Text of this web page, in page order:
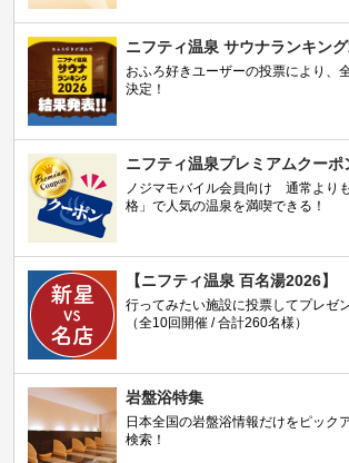
ニフティ温泉 サウナランキン
おふろ好きユーザーの投票により、
決定！
ニフティ温泉プレミアムクーポ
ノジマモバイル会員向け 通常より
格」で人気の温泉を満喫できる！
【ニフティ温泉 百名湯2026】
行ってみたい施設に投票してプレゼ
（全10回開催 / 合計260名様）
岩盤浴特集
日本全国の岩盤浴情報だけをピック
検索！